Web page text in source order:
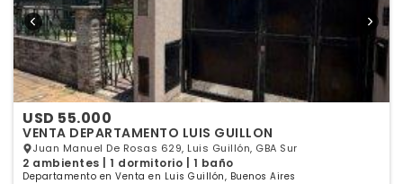
USD 55.000
VENTA DEPARTAMENTO LUIS GUILLON
Juan Manuel De Rosas 629, Luis Guillón, GBA Sur
2 ambientes | 1 dormitorio | 1 baño
Departamento en Venta en Luis Guillón, Buenos Aires